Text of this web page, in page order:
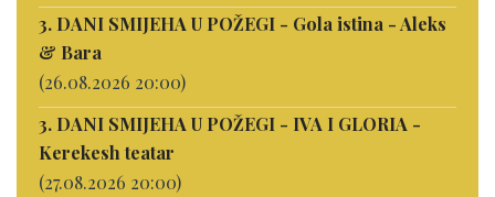
3. DANI SMIJEHA U POŽEGI - Gola istina - Aleks
& Bara
(26.08.2026 20:00)
3. DANI SMIJEHA U POŽEGI - IVA I GLORIA -
Kerekesh teatar
(27.08.2026 20:00)